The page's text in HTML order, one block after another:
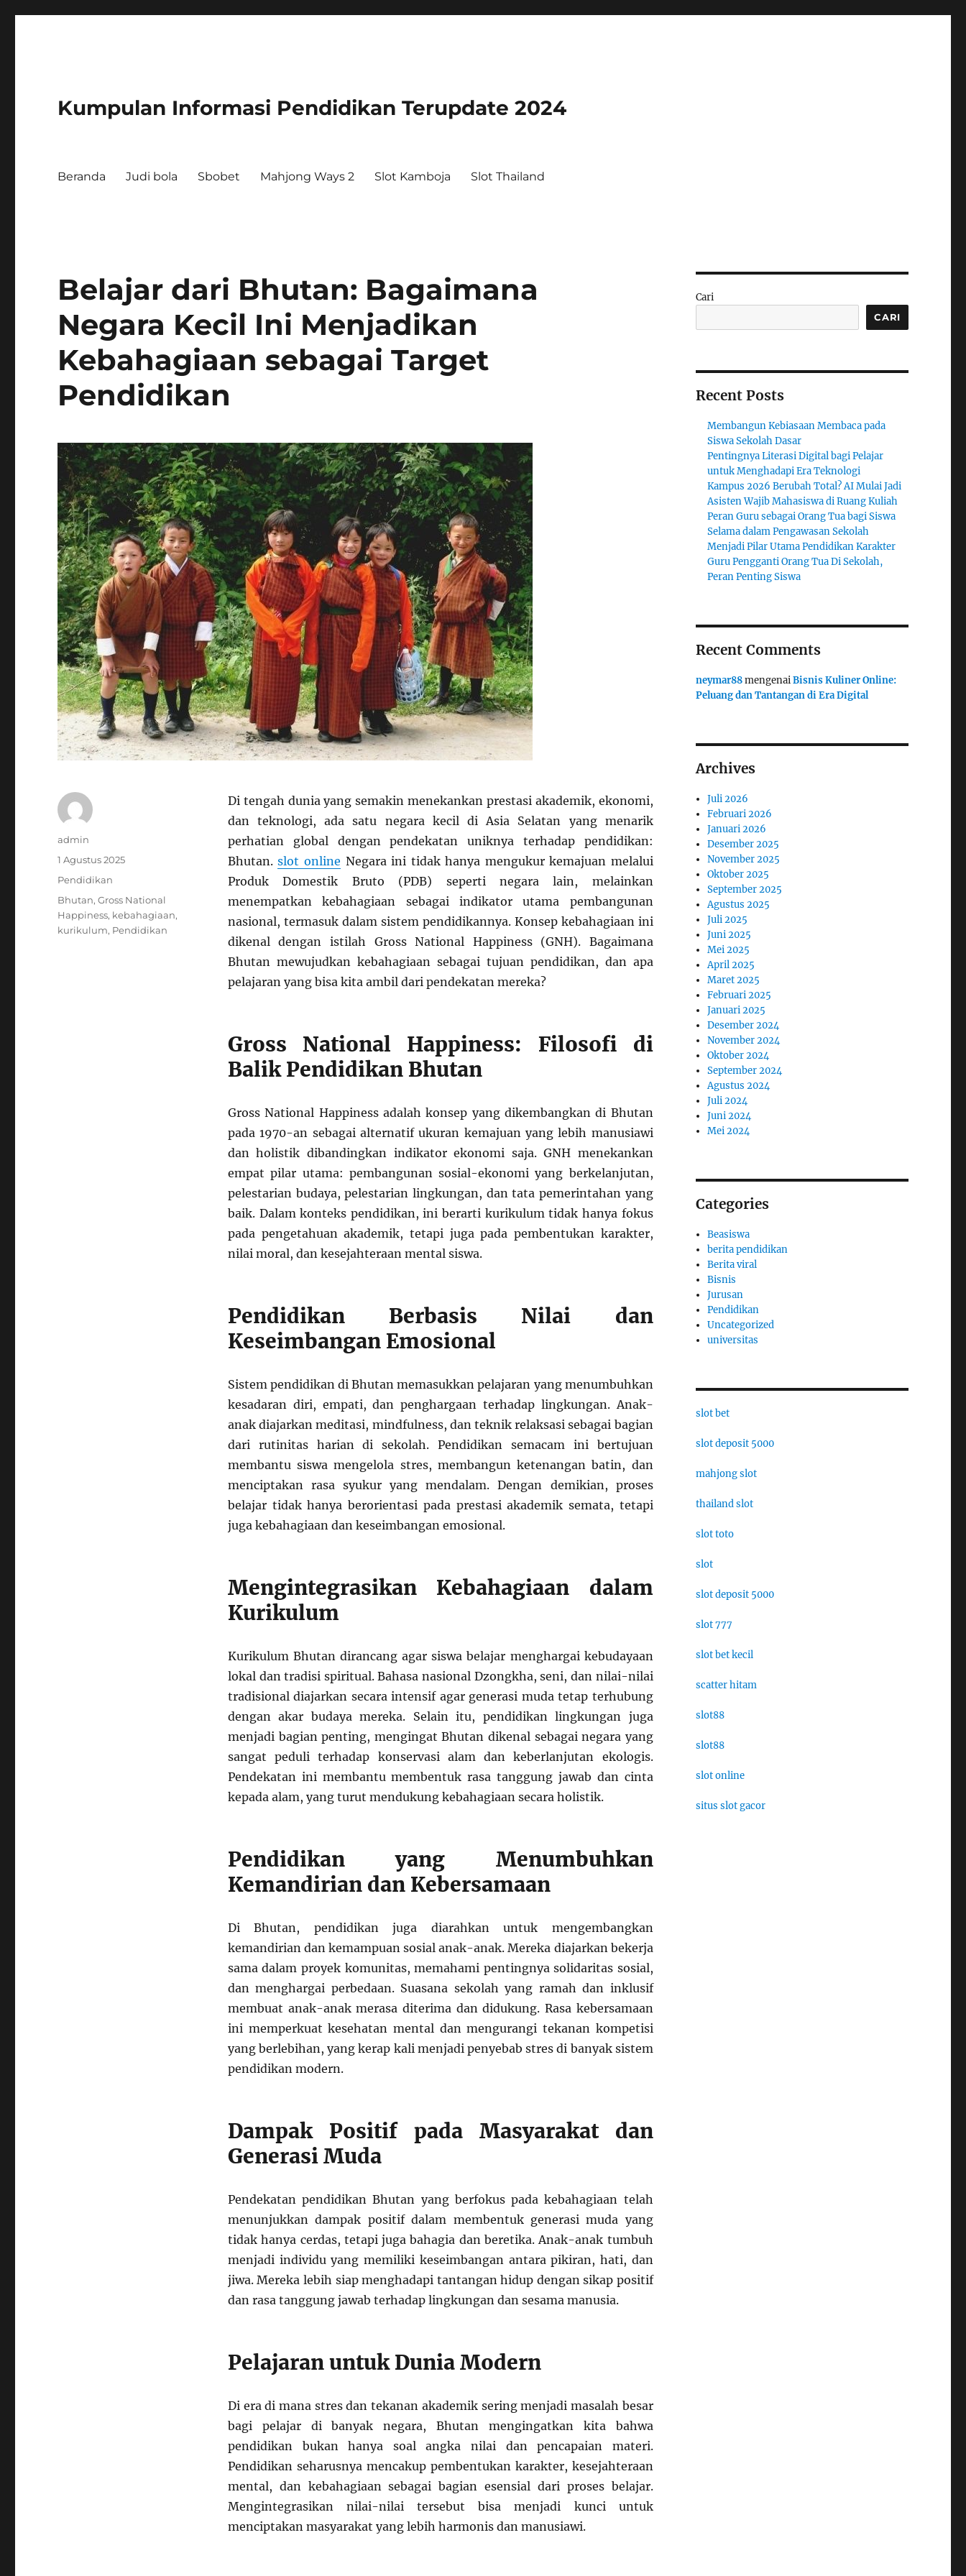
Kumpulan Informasi Pendidikan Terupdate 2024
Beranda Judi bola Sbobet Mahjong Ways 2 Slot Kamboja Slot Thailand
Belajar dari Bhutan: Bagaimana
Negara Kecil Ini Menjadikan
Kebahagiaan sebagai Target
Pendidikan
Di tengah dunia yang semakin menekankan prestasi akademik, ekonomi,
dan teknologi, ada satu negara kecil di Asia Selatan yang menarik
perhatian global dengan pendekatan uniknya terhadap pendidikan:
Bhutan.slot online Negara ini tidak hanya mengukur kemajuan melalui
Produk Domestik Bruto (PDB) seperti negara lain, melainkan
menempatkan kebahagiaan sebagai indikator utama pembangunan
nasional, termasuk dalam sistem pendidikannya. Konsep kebahagiaan ini
dikenal dengan istilah Gross National Happiness (GNH). Bagaimana
Bhutan mewujudkan kebahagiaan sebagai tujuan pendidikan, dan apa
pelajaran yang bisa kita ambil dari pendekatan mereka?
Gross National Happiness: Filosofi di
Balik Pendidikan Bhutan
Gross National Happiness adalah konsep yang dikembangkan di Bhutan
pada 1970-an sebagai alternatif ukuran kemajuan yang lebih manusiawi
dan holistik dibandingkan indikator ekonomi saja. GNH menekankan
empat pilar utama: pembangunan sosial-ekonomi yang berkelanjutan,
pelestarian budaya, pelestarian lingkungan, dan tata pemerintahan yang
baik. Dalam konteks pendidikan, ini berarti kurikulum tidak hanya fokus
pada pengetahuan akademik, tetapi juga pada pembentukan karakter,
nilai moral, dan kesejahteraan mental siswa.
Pendidikan Berbasis Nilai dan
Keseimbangan Emosional
Sistem pendidikan di Bhutan memasukkan pelajaran yang menumbuhkan
kesadaran diri, empati, dan penghargaan terhadap lingkungan. Anak-
anak diajarkan meditasi, mindfulness, dan teknik relaksasi sebagai bagian
dari rutinitas harian di sekolah. Pendidikan semacam ini bertujuan
membantu siswa mengelola stres, membangun ketenangan batin, dan
menciptakan rasa syukur yang mendalam. Dengan demikian, proses
belajar tidak hanya berorientasi pada prestasi akademik semata, tetapi
juga kebahagiaan dan keseimbangan emosional.
Mengintegrasikan Kebahagiaan dalam
Kurikulum
Kurikulum Bhutan dirancang agar siswa belajar menghargai kebudayaan
lokal dan tradisi spiritual. Bahasa nasional Dzongkha, seni, dan nilai-nilai
tradisional diajarkan secara intensif agar generasi muda tetap terhubung
dengan akar budaya mereka. Selain itu, pendidikan lingkungan juga
menjadi bagian penting, mengingat Bhutan dikenal sebagai negara yang
sangat peduli terhadap konservasi alam dan keberlanjutan ekologis.
Pendekatan ini membantu membentuk rasa tanggung jawab dan cinta
kepada alam, yang turut mendukung kebahagiaan secara holistik.
Pendidikan yang Menumbuhkan
Kemandirian dan Kebersamaan
Di Bhutan, pendidikan juga diarahkan untuk mengembangkan
kemandirian dan kemampuan sosial anak-anak. Mereka diajarkan bekerja
sama dalam proyek komunitas, memahami pentingnya solidaritas sosial,
dan menghargai perbedaan. Suasana sekolah yang ramah dan inklusif
membuat anak-anak merasa diterima dan didukung. Rasa kebersamaan
ini memperkuat kesehatan mental dan mengurangi tekanan kompetisi
yang berlebihan, yang kerap kali menjadi penyebab stres di banyak sistem
pendidikan modern.
Dampak Positif pada Masyarakat dan
Generasi Muda
Pendekatan pendidikan Bhutan yang berfokus pada kebahagiaan telah
menunjukkan dampak positif dalam membentuk generasi muda yang
tidak hanya cerdas, tetapi juga bahagia dan beretika. Anak-anak tumbuh
menjadi individu yang memiliki keseimbangan antara pikiran, hati, dan
jiwa. Mereka lebih siap menghadapi tantangan hidup dengan sikap positif
dan rasa tanggung jawab terhadap lingkungan dan sesama manusia.
Pelajaran untuk Dunia Modern
Di era di mana stres dan tekanan akademik sering menjadi masalah besar
bagi pelajar di banyak negara, Bhutan mengingatkan kita bahwa
pendidikan bukan hanya soal angka nilai dan pencapaian materi.
Pendidikan seharusnya mencakup pembentukan karakter, kesejahteraan
mental, dan kebahagiaan sebagai bagian esensial dari proses belajar.
Mengintegrasikan nilai-nilai tersebut bisa menjadi kunci untuk
menciptakan masyarakat yang lebih harmonis dan manusiawi.
Author
admin
Posted
1 Agustus 2025
Categories
Pendidikan
Tags
Bhutan,Gross National
Happiness, kebahagiaan,
kurikulum, Pendidikan
Cari
CARI
Recent Posts
Membangun Kebiasaan Membaca pada
Siswa Sekolah Dasar
Pentingnya Literasi Digital bagi Pelajar
untuk Menghadapi Era Teknologi
Kampus 2026 Berubah Total? AI Mulai Jadi
Asisten Wajib Mahasiswa di Ruang Kuliah
Peran Guru sebagai Orang Tua bagi Siswa
Selama dalam Pengawasan Sekolah
Menjadi Pilar Utama Pendidikan Karakter
Guru Pengganti Orang Tua Di Sekolah,
Peran Penting Siswa
Recent Comments
neymar88mengenaiBisnis Kuliner Online:
Peluang dan Tantangan di Era Digital
Archives
Juli 2026
Februari 2026
Januari 2026
Desember 2025
November 2025
Oktober 2025
September 2025
Agustus 2025
Juli 2025
Juni 2025
Mei 2025
April 2025
Maret 2025
Februari 2025
Januari 2025
Desember 2024
November 2024
Oktober 2024
September 2024
Agustus 2024
Juli 2024
Juni 2024
Mei 2024
Categories
Beasiswa
berita pendidikan
Berita viral
Bisnis
Jurusan
Pendidikan
Uncategorized
universitas
slot bet
slot deposit 5000
mahjong slot
thailand slot
slot toto
slot
slot deposit 5000
slot 777
slot bet kecil
scatter hitam
slot88
slot88
slot online
situs slot gacor